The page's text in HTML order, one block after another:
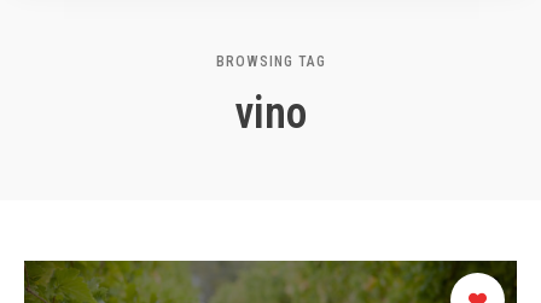
BROWSING TAG
vino